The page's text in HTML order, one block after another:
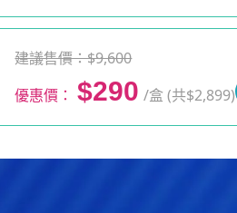
建議售價：$9,600
優惠價： $290 /盒 (共$2,899)